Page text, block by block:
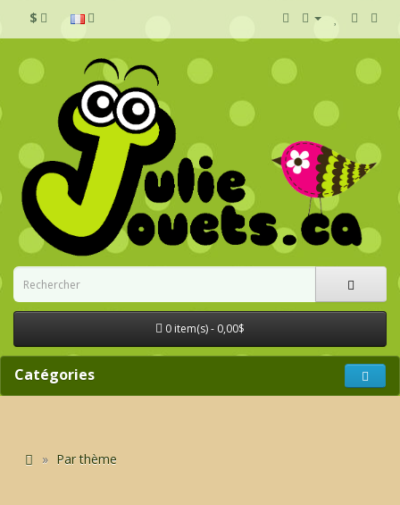
$
0 item(s) - 0,00$
Catégories
Par thème